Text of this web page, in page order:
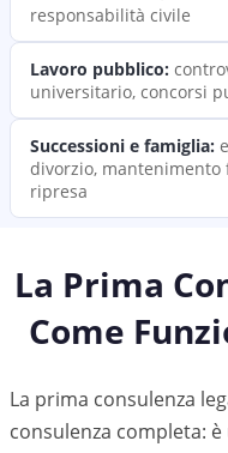
responsabilità civile
Lavoro pubblico:
universitario, concorsi
Successioni e famiglia:
divorzio,
ripresa
La Prima
Come
La prima consulenza
consulenza completa: